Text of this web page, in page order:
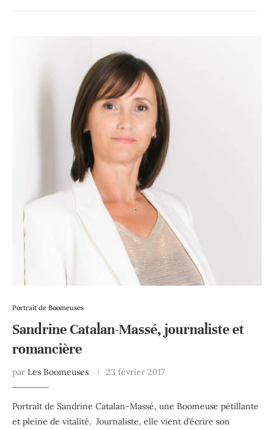
Portrait de Boomeuses
Sandrine Catalan-Massé, journaliste et
romancière
par Les Boomeuses 23 février 2017
Portrait de Sandrine Catalan-Massé, une Boomeuse pétillante
et pleine de vitalité. Journaliste, elle vient d’écrire son